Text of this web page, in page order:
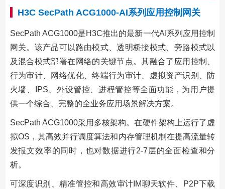
H3C SecPath ACG1000-AI系列应用控制网关
SecPath ACG1000是H3C推出的最新一代AI系列应用控制
网关。该产品可以路由模式、透明桥接模式、旁路模式以
及混合模式部署在网络的关键节点。其融合了应用控制、
行为审计、网络优化、终端行为审计、虚拟资产识别、防
火墙、IPS、外设管控、进程管控等全面功能，为用户提
供一个综合、完整的全业务应用场景解决方案。
SecPath ACG1000采用多核架构。在硬件架构上运行了虚
拟OS，其高效并行调度算法和内存管理机制在提高流量转
发报文效率的同时，也对数据进行2-7层的全面检查和分
析。
可深度识别、精准管控和高效审计IM聊天软件、P2P下载